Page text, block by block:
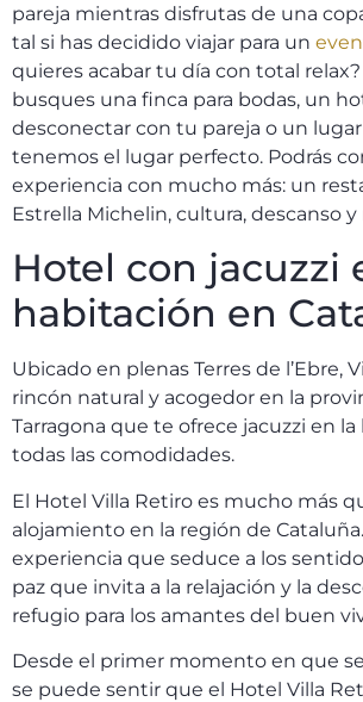
pareja mientras disfrutas de una
tal si has decidido viajar para un
quieres acabar tu día con total relax?
busques una finca para bodas, un
desconectar con tu pareja o un
tenemos el lugar perfecto. Podrás
experiencia con mucho más: un
Estrella Michelin, cultura, descanso y
Hotel con jacuzzi
habitación en
Ubicado en plenas Terres de l’Ebre,
rincón natural y acogedor en la
Tarragona que te ofrece jacuzzi en
todas las comodidades.
El Hotel Villa Retiro es mucho más
alojamiento en la región de
experiencia que seduce a los
paz que invita a la relajación y la
refugio para los amantes del buen
Desde el primer momento en que
se puede sentir que el Hotel Villa